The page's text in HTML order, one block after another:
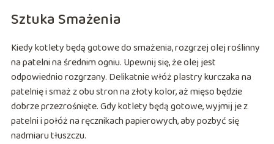
Sztuka Smażenia
Kiedy kotlety będą gotowe do smażenia, rozgrzej olej roślinny
na patelni na średnim ogniu. Upewnij się, że olej jest
odpowiednio rozgrzany. Delikatnie włóż plastry kurczaka na
patelnię i smaż z obu stron na złoty kolor, aż mięso będzie
dobrze przezrośnięte. Gdy kotlety będą gotowe, wyjmij je z
patelni i połóż na ręcznikach papierowych, aby pozbyć się
nadmiaru tłuszczu.